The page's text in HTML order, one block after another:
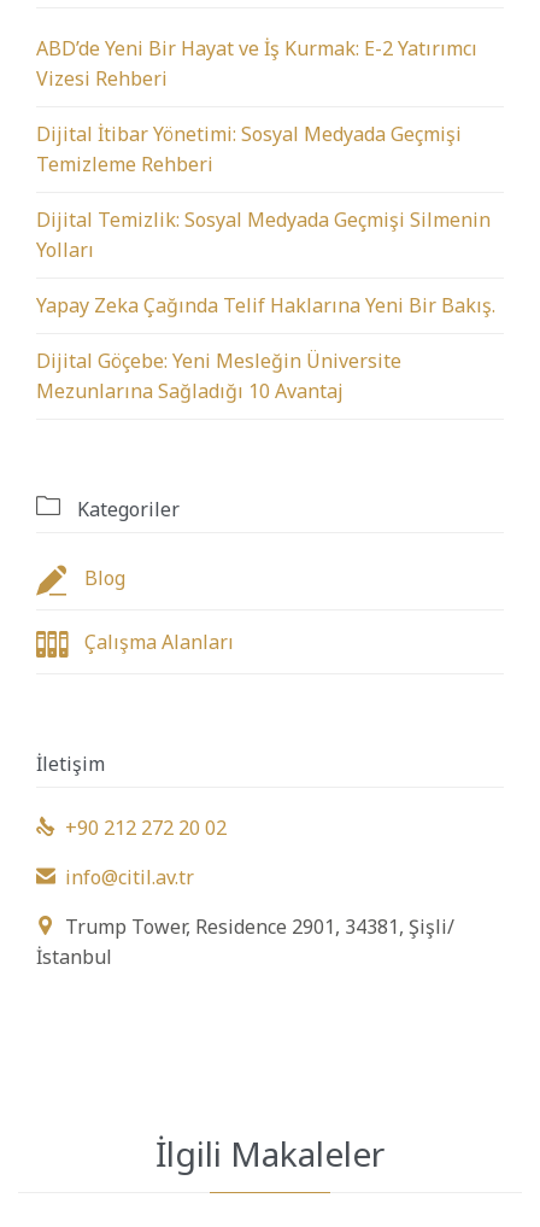
ABD’de Yeni Bir Hayat ve İş Kurmak: E-2 Yatırımcı
Vizesi Rehberi
Dijital İtibar Yönetimi: Sosyal Medyada Geçmişi
Temizleme Rehberi
Dijital Temizlik: Sosyal Medyada Geçmişi Silmenin
Yolları
Yapay Zeka Çağında Telif Haklarına Yeni Bir Bakış.
Dijital Göçebe: Yeni Mesleğin Üniversite
Mezunlarına Sağladığı 10 Avantaj
 Kategoriler
 Blog
 Çalışma Alanları
İletişim
 +90 212 272 20 02
 info@citil.av.tr

Trump Tower, Residence 2901, 34381, Şişli/
İstanbul
İlgili Makaleler